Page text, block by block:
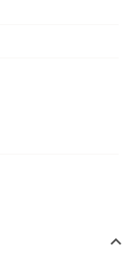
keyboard_arrow_up